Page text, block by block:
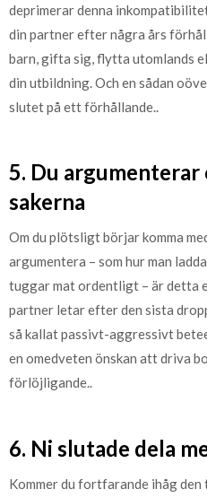
deprimerar denna
din partner efter några års
barn, gifta sig, flytta utomlands
din utbildning. Och en sådan
slutet på ett förhållande..
5. Du argumenterar
sakerna
Om du plötsligt börjar komma
argumentera – som hur man
tuggar mat ordentligt – är detta
partner letar efter den sista
så kallat passivt-aggressivt
en omedveten önskan att driva
förlöjligande..
6. Ni slutade dela
Kommer du fortfarande ihåg den